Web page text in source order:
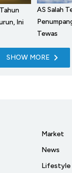
Ini
AS Salah
Tewas
SHOW MORE
Market
News
Lifestyle